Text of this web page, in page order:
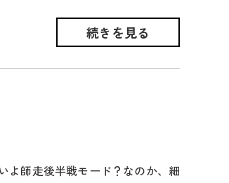
続きを見る
よ師走後半戦モード？なのか、細